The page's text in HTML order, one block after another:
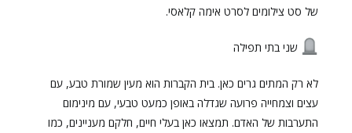
של סט צילומים לסרט אימה קלאסי.
שני בתי תפילה
לא רק המתים גרים כאן. בית הקברות הוא מעין שמורת טבע, עם
עצים וצמחייה פרועה שגדלה באופן כמעט טבעי, עם מינימום
התערבות של האדם. תמצאו כאן בעלי חיים, חלקם מעניינים, כמו